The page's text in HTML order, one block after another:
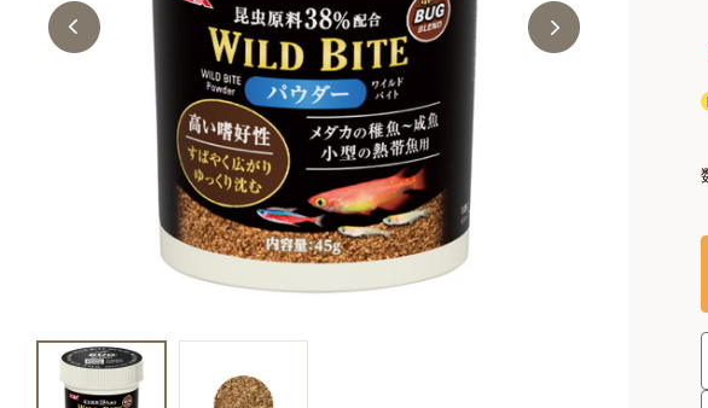
美容・ケア用品
服・おさんぽ用品
日用品（デイリー）
リビング雑貨
トリマーグッズ
シニアサポート